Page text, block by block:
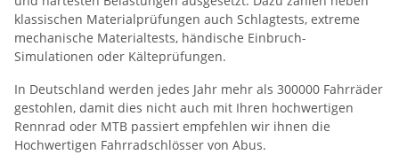
klassischen Materialprüfungen auch Schlagtests, extreme
mechanische Materialtests, händische Einbruch-
Simulationen oder Kälteprüfungen.
In Deutschland werden jedes Jahr mehr als 300000 Fahrräder
gestohlen, damit dies nicht auch mit Ihren hochwertigen
Rennrad oder MTB passiert empfehlen wir ihnen die
Hochwertigen Fahrradschlösser von Abus.